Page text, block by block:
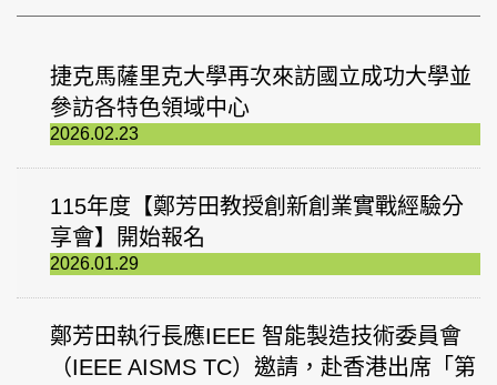
捷克馬薩里克大學再次來訪國立成功大學並
參訪各特色領域中心
2026.02.23
115年度【鄭芳田教授創新創業實戰經驗分
享會】開始報名
2026.01.29
鄭芳田執行長應IEEE 智能製造技術委員會
（IEEE AISMS TC）邀請，赴香港出席「第